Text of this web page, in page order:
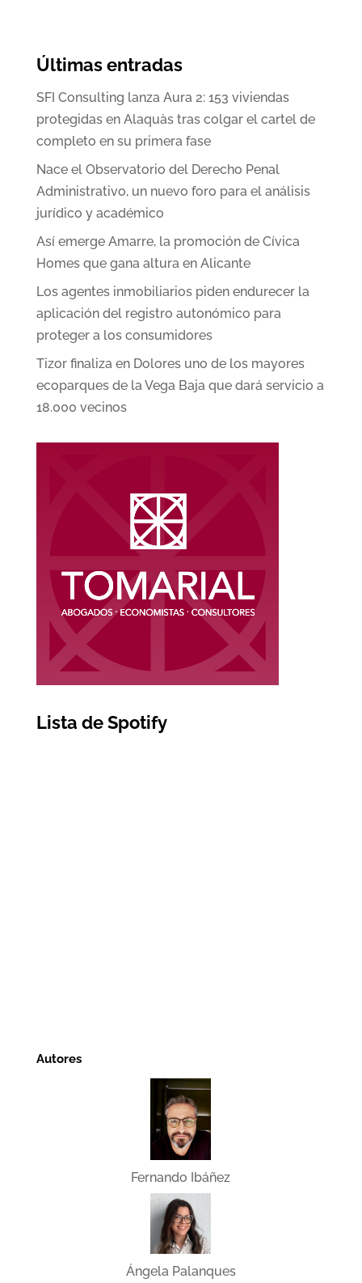
Últimas entradas
SFI Consulting lanza Aura 2: 153 viviendas
protegidas en Alaquàs tras colgar el cartel de
completo en su primera fase
Nace el Observatorio del Derecho Penal
Administrativo, un nuevo foro para el análisis
jurídico y académico
Así emerge Amarre, la promoción de Cívica
Homes que gana altura en Alicante
Los agentes inmobiliarios piden endurecer la
aplicación del registro autonómico para
proteger a los consumidores
Tizor finaliza en Dolores uno de los mayores
ecoparques de la Vega Baja que dará servicio a
18.000 vecinos
Lista de Spotify
Autores
Fernando Ibáñez
Ángela Palanques